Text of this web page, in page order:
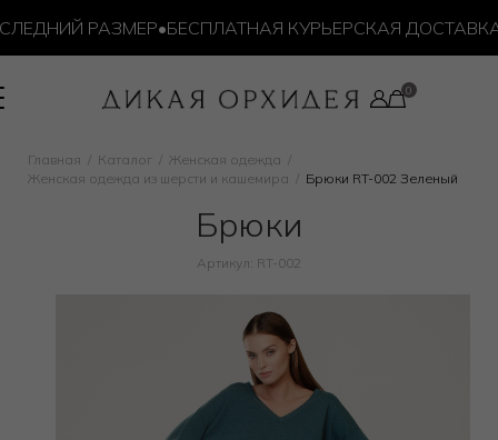
РАЗМЕР•БЕСПЛАТНАЯ КУРЬЕРСКАЯ ДОСТАВКА ОТ
Главная Каталог
Женская одежда
Женская одежда из шерсти и кашемира
Брюки RT-002 Зеленый
Брюки
Артикул: RT-002